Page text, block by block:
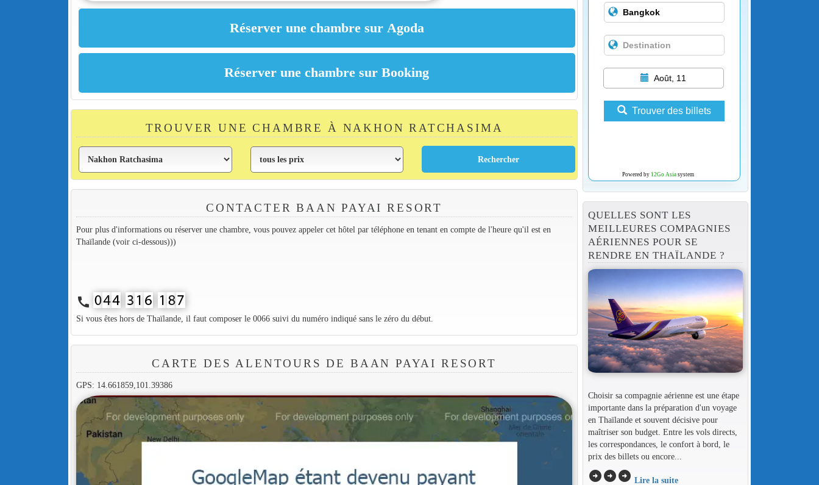
TROUVER UNE CHAMBRE À NAKHON RATCHASIMA
CONTACTER BAAN PAYAI RESORT
Pour plus d'informations ou réserver une chambre, vous pouvez appeler cet hôtel par téléphone en tenant en compte de l'heure qu'il est en
Thaïlande (voir ci-dessous)))
call
Si vous êtes hors de Thaïlande, il faut composer le 0066 suivi du numéro indiqué sans le zéro du début.
CARTE DES ALENTOURS DE BAAN PAYAI RESORT
GPS: 14.661859,101.39386
Août, 11
Trouver des billets
Powered by 12Go Asiasystem
QUELLES SONT LES
MEILLEURES COMPAGNIES
AÉRIENNES POUR SE
RENDRE EN THAÏLANDE ?
Choisir sa compagnie aérienne est une étape
importante dans la préparation d'un voyage
en Thaïlande et souvent décisive pour
maîtriser son budget. Entre les vols directs,
les correspondances, le confort à bord, le
prix des billets ou encore...
arrow_circle_rightarrow_circle_rightarrow_circle_right Lire la suite